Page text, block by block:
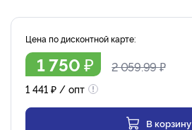
Цена по дисконтной карте:
1 750₽ 2 059.99₽
1 441 ₽ / опт
В корзину